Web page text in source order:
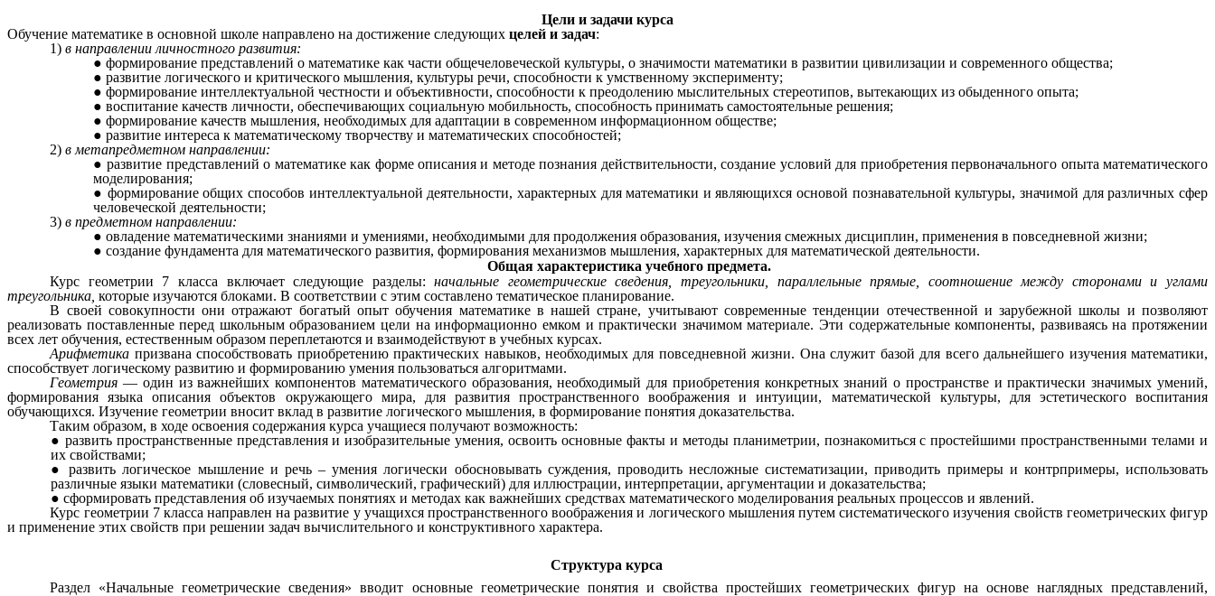
Цели и задачи курса
Обучение математике в основной школе направлено на достижение следующих целей и задач:
1)в направлении личностного развития:
формирование представлений о математике как части общечеловеческой культуры, о значимости математики в развитии цивилизации и современного общества;
развитие логического и критического мышления, культуры речи, способности к умственному эксперименту;
формирование интеллектуальной честности и объективности, способности к преодолению мыслительных стереотипов, вытекающих из обыденного опыта;
воспитание качеств личности, обеспечивающих социальную мобильность, способность принимать самостоятельные решения;
формирование качеств мышления, необходимых для адаптации в современном информационном обществе;
развитие интереса к математическому творчеству и математических способностей;
2)в метапредметном направлении:
развитие представлений о математике как форме описания и методе познания действительности, создание условий для приобретения первоначального опыта математического
моделирования;
формирование общих способов интеллектуальной деятельности, характерных для математики и являющихся основой познавательной культуры, значимой для различных сфер
человеческой деятельности;
3)в предметном направлении:
овладение математическими знаниями и умениями, необходимыми для продолжения образования, изучения смежных дисциплин, применения в повседневной жизни;
создание фундамента для математического развития, формирования механизмов мышления, характерных для математической деятельности.
Общая характеристика учебного предмета.
Курс геометрии 7 класса включает следующие разделы:начальные геометрические сведения, треугольники, параллельные прямые, соотношение между сторонами и углами
треугольника, которые изучаются блоками. В соответствии с этим составлено тематическое планирование.
В своей совокупности они отражают богатый опыт обучения математике в нашей стране, учитывают современные тенденции отечественной и зарубежной школы и позволяют
реализовать поставленные перед школьным образованием цели на информационно емком и практически значимом материале. Эти содержательные компоненты, развиваясь на протяжении
всех лет обучения, естественным образом переплетаются и взаимодействуют в учебных курсах.
Арифметика призвана способствовать приобретению практических навыков, необходимых для повседневной жизни. Она служит базой для всего дальнейшего изучения математики,
способствует логическому развитию и формированию умения пользоваться алгоритмами.
Геометрия— один из важнейших компонентов математического образования, необходимый для приобретения конкретных знаний о пространстве и практически значимых умений,
формирования языка описания объектов окружающего мира, для развития пространственного воображения и интуиции, математической культуры, для эстетического воспитания
обучающихся. Изучение геометрии вносит вклад в развитие логического мышления, в формирование понятия доказательства.
Таким образом, в ходе освоения содержания курса учащиеся получают возможность:
развить пространственные представления и изобразительные умения, освоить основные факты и методы планиметрии, познакомиться с простейшими пространственными телами и
их свойствами;
развить логическое мышление и речь – умения логически обосновывать суждения, проводить несложные систематизации, приводить примеры и контрпримеры, использовать
различные языки математики (словесный, символический, графический) для иллюстрации, интерпретации, аргументации и доказательства;
сформировать представления об изучаемых понятиях и методах как важнейших средствах математического моделирования реальных процессов и явлений.
Курс геометрии 7 класса направлен на развитие у учащихся пространственного воображения и логического мышления путем систематического изучения свойств геометрических фигур
и применение этих свойств при решении задач вычислительного и конструктивного характера.
Структура курса
Раздел «Начальные геометрические сведения» вводит основные геометрические понятия и свойства простейших геометрических фигур на основе наглядных представлений,